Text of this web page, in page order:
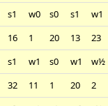
s1 w0 s0 s1
w1
16 1 20 13
23
s1 w1 s0 w1
w½
32 11 1 20
2